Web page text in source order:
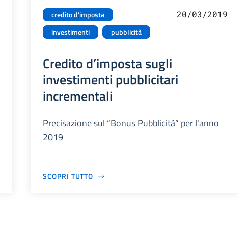
credito d'imposta
investimenti
pubblicità
20/03/2019
Credito d’imposta sugli
investimenti pubblicitari
incrementali
Precisazione sul “Bonus Pubblicità” per l'anno
2019
SCOPRI TUTTO